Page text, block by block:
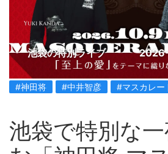
池袋の特別ライブ
#神田将 #中井智彦 #マスカレー
池袋で特別な